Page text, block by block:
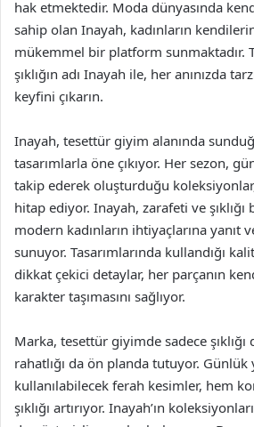
hak etmektedir. Moda dünyasında
sahip olan Inayah, kadınların
mükemmel bir platform sunmaktadır.
şıklığın adı Inayah ile, her anınızda
keyfini çıkarın.
Inayah, tesettür giyim alanında
tasarımlarla öne çıkıyor. Her sezon,
takip ederek oluşturduğu
hitap ediyor. Inayah, zarafeti ve
modern kadınların ihtiyaçlarına yanıt
sunuyor. Tasarımlarında kullandığı
dikkat çekici detaylar, her parçanın
karakter taşımasını sağlıyor.
Marka, tesettür giyimde sadece şıklığı
rahatlığı da ön planda tutuyor. Günlük
kullanılabilecek ferah kesimler, hem
şıklığı artırıyor. Inayah’ın